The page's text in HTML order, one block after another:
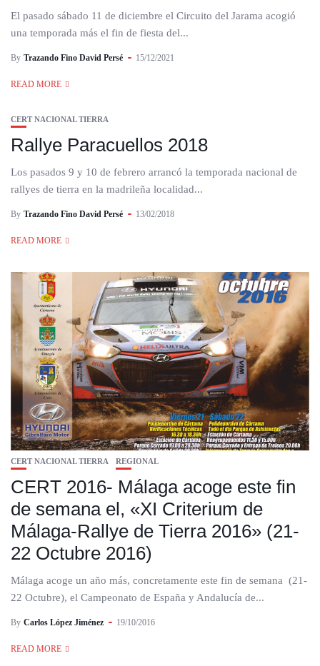
El pasado sábado 11 de diciembre el Circuito del Jarama acogió
una temporada más el fin de fiesta del...
By Trazando Fino David Persé 15/12/2021
READ MORE
CERT NACIONAL TIERRA
Rallye Paracuellos 2018
Los pasados 9 y 10 de febrero arrancó la temporada nacional de
rallyes de tierra en la madrileña localidad...
By Trazando Fino David Persé 13/02/2018
READ MORE
CERT NACIONAL TIERRA REGIONAL
CERT 2016- Málaga acoge este fin
de semana el, «XI Criterium de
Málaga-Rallye de Tierra 2016» (21-
22 Octubre 2016)
Málaga acoge un año más, concretamente este fin de semana (21-
22 Octubre), el Campeonato de España y Andalucía de...
By Carlos López Jiménez 19/10/2016
READ MORE